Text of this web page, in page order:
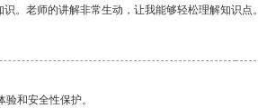
。老师的讲解非常生动，让我能够轻松理解知识点。
和安全性保护。